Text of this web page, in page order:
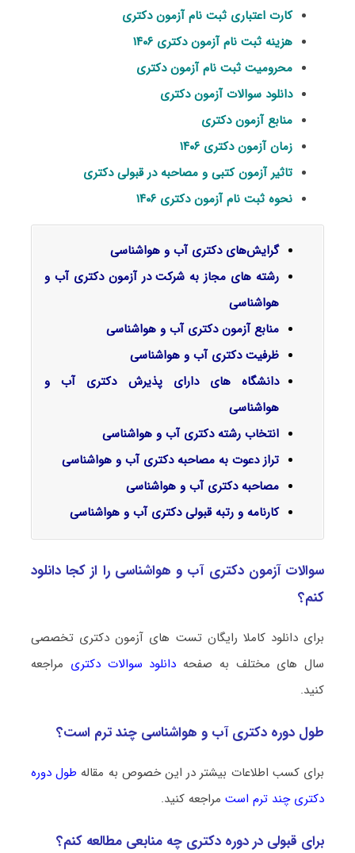
کارت اعتباری ثبت نام آزمون دکتری
هزینه ثبت نام آزمون دکتری ۱۴۰۶
محرومیت ثبت نام آزمون دکتری
دانلود سوالات آزمون دکتری
منابع آزمون دکتری
زمان آزمون دکتری ۱۴۰۶
تاثیر آزمون کتبی و مصاحبه در قبولی دکتری
نحوه ثبت نام آزمون دکتری ۱۴۰۶
گرایش‌های دکتری آب و هواشناسی
رشته های مجاز به شرکت در آزمون دکتری آب و
هواشناسی
منابع آزمون دکتری آب و هواشناسی
ظرفیت دکتری آب و هواشناسی
دانشگاه های دارای پذیرش دکتری آب و
هواشناسی
انتخاب رشته دکتری آب و هواشناسی
تراز دعوت به مصاحبه دکتری آب و هواشناسی
مصاحبه دکتری آب و هواشناسی
کارنامه و رتبه قبولی دکتری آب و هواشناسی
سوالات آزمون دکتری آب و هواشناسی را از کجا دانلود
کنم؟
برای دانلود کاملا رایگان تست های آزمون دکتری تخصصی
سال های مختلف به صفحه دانلود سوالات دکتری مراجعه
کنید.
طول دوره دکتری آب و هواشناسی چند ترم است؟
برای کسب اطلاعات بیشتر در این خصوص به مقاله طول دوره
دکتری چند ترم استمراجعه کنید.
برای قبولی در دوره دکتری چه منابعی مطالعه کنم؟